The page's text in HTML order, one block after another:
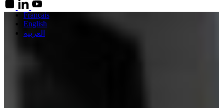
Français
English
العربية